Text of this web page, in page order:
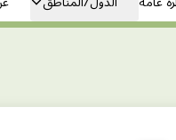
أهلا بكم في إي أف